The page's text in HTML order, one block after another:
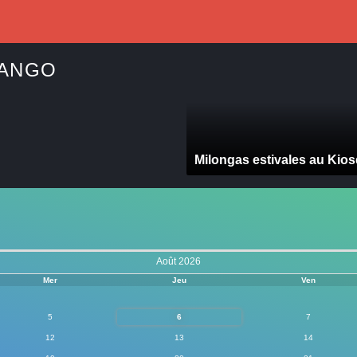
Milongas estivales au
Août 2026
Mer Jeu Ven
5 6 7
12 13 14